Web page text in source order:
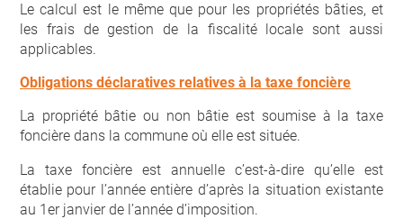
Le calcul est le même que pour les propriétés bâties, et
les frais de gestion de la fiscalité locale sont aussi
applicables.
Obligations déclaratives relatives à la taxe foncière
La propriété bâtie ou non bâtie est soumise à la taxe
foncière dans la commune où elle est située.
La taxe foncière est annuelle c’est-à-dire qu’elle est
établie pour l’année entière d’après la situation existante
au 1erjanvier de l’année d’imposition.